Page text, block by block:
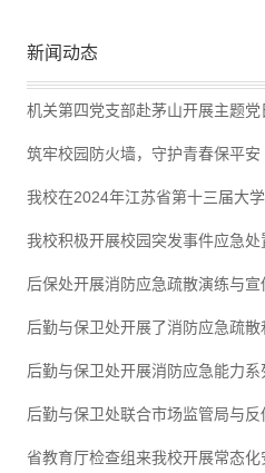
新闻动态
机关第四党支部赴茅山开展主题党
筑牢校园防火墙，守护青春保平安
我校在2024年江苏省第十三届大
我校积极开展校园突发事件应急处
后保处开展消防应急疏散演练与
后勤与保卫处开展了消防应急疏
后勤与保卫处开展消防应急能力
后勤与保卫处联合市场监管局与
省教育厅检查组来我校开展常态化